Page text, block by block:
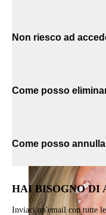
Non riesco ad
Come posso
Come posso
HAI BISOGNO DI
Inviaci un'email con tutte